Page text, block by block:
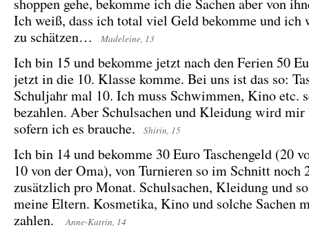
shoppen gehe, bekomme ich die Sachen aber von
Ich weiß, dass ich total viel Geld bekomme und ich
zu schätzen…
Madeleine, 13
Ich bin 15 und bekomme jetzt nach den Ferien 50
jetzt in die 10. Klasse komme. Bei uns ist das so:
Schuljahr mal 10. Ich muss Schwimmen, Kino etc.
bezahlen. Aber Schulsachen und Kleidung wird mir
sofern ich es brauche.
Shirin, 15
Ich bin 14 und bekomme 30 Euro Taschengeld (20
10 von der Oma), von Turnieren so im Schnitt noch
zusätzlich pro Monat. Schulsachen, Kleidung und
meine Eltern. Kosmetika, Kino und solche Sachen
zahlen.Anne-Katrin, 14